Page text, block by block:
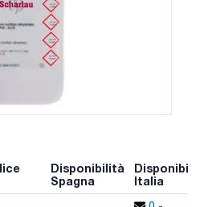
Disponibilità
Spagna
Italia